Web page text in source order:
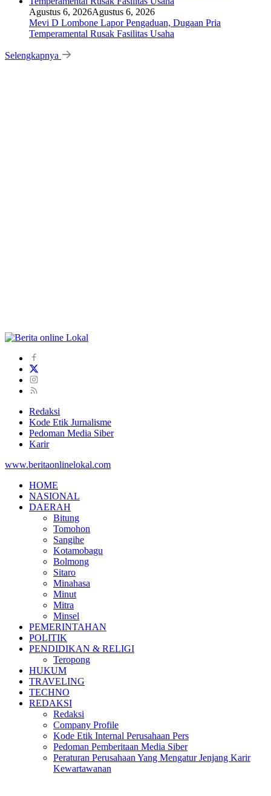
Agustus 6, 2026Agustus 6, 2026
Mevi D Lombone Lapor Pengaduan, Dugaan Pria
Temperamental Rusak Fasilitas Usaha
Selengkapnya
Redaksi
Kode Etik Jurnalisme
Pedoman Media Siber
Karir
www.beritaonlinelokal.com
HOME
NASIONAL
DAERAH
Bitung
Tomohon
Sangihe
Kotamobagu
Bolmong
Sitaro
Minahasa
Minut
Mitra
Minsel
PEMERINTAHAN
POLITIK
PENDIDIKAN & RELIGI
Teropong
HUKUM
TRAVELING
TECHNO
REDAKSI
Redaksi
Company Profile
Kode Etik Internal Perusahaan Pers
Pedoman Pemberitaan Media Siber
Peraturan Perusahaan Yang Mengatur Jenjang Karir
Kewartawanan